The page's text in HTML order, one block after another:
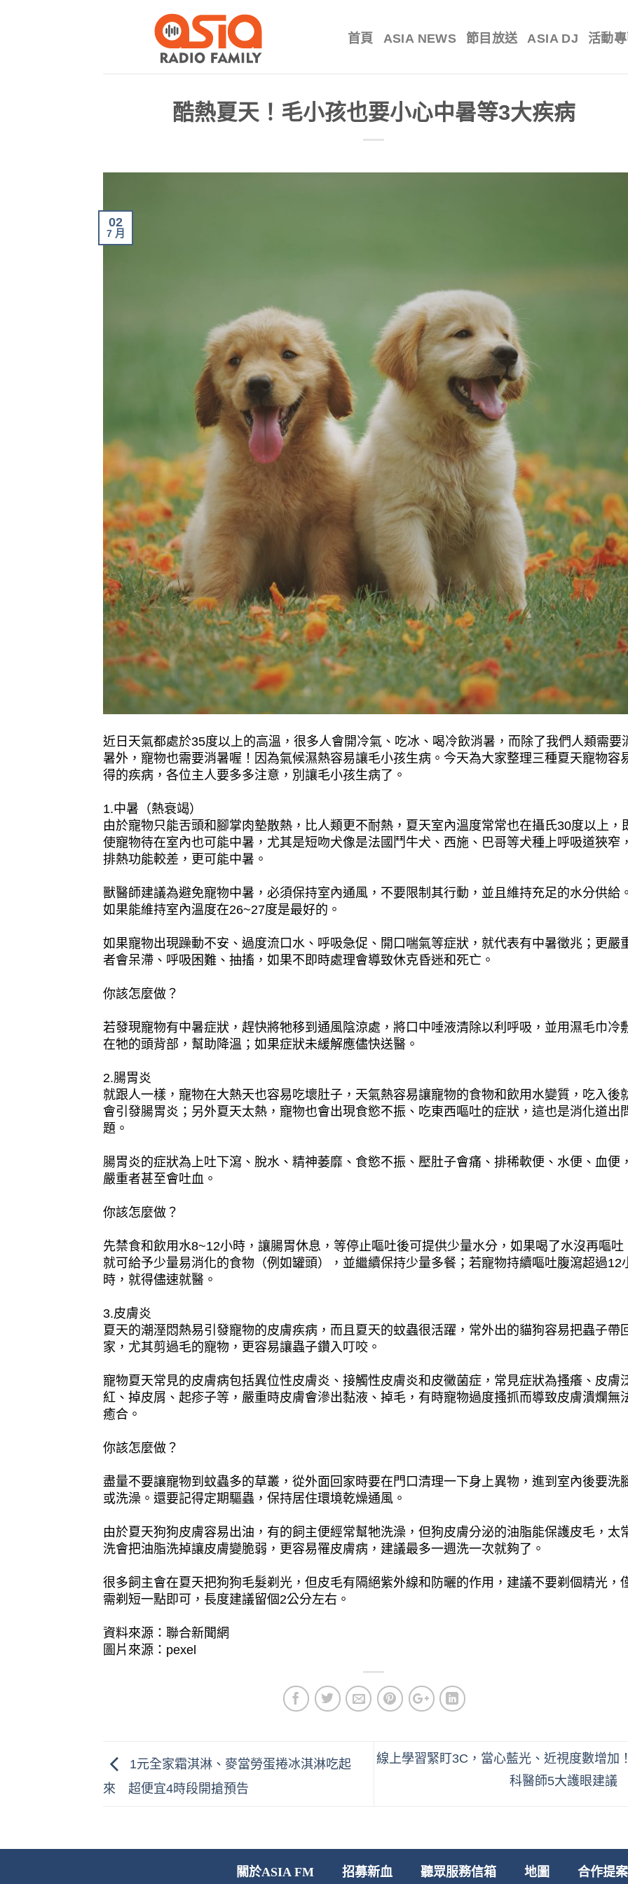
首頁 ASIA NEWS 節目放送 ASIA DJ 活動
酷熱夏天！毛小孩也要小心中暑等3大疾病
02
7 月
近日天氣都處於35度以上的高溫，很多人會開冷氣、吃冰、喝冷飲消暑，而除了我們人類需要
暑外，寵物也需要消暑喔！因為氣候濕熱容易讓毛小孩生病。今天為大家整理三種夏天寵物容
得的疾病，各位主人要多多注意，別讓毛小孩生病了。
1.中暑（熱衰竭）
由於寵物只能舌頭和腳掌肉墊散熱，比人類更不耐熱，夏天室內溫度常常也在攝氏30度以上，
使寵物待在室內也可能中暑，尤其是短吻犬像是法國鬥牛犬、西施、巴哥等犬種上呼吸道狹窄，
排熱功能較差，更可能中暑。
獸醫師建議為避免寵物中暑，必須保持室內通風，不要限制其行動，並且維持充足的水分供給。
如果能維持室內溫度在26~27度是最好的。
如果寵物出現躁動不安、過度流口水、呼吸急促、開口喘氣等症狀，就代表有中暑徵兆；更嚴
者會呆滯、呼吸困難、抽搐，如果不即時處理會導致休克昏迷和死亡。
你該怎麼做？
若發現寵物有中暑症狀，趕快將牠移到通風陰涼處，將口中唾液清除以利呼吸，並用濕毛巾冷
在牠的頭背部，幫助降溫；如果症狀未緩解應儘快送醫。
2.腸胃炎
就跟人一樣，寵物在大熱天也容易吃壞肚子，天氣熱容易讓寵物的食物和飲用水變質，吃入後
會引發腸胃炎；另外夏天太熱，寵物也會出現食慾不振、吃東西嘔吐的症狀，這也是消化道出
題。
腸胃炎的症狀為上吐下瀉、脫水、精神萎靡、食慾不振、壓肚子會痛、排稀軟便、水便、血便，
嚴重者甚至會吐血。
你該怎麼做？
先禁食和飲用水8~12小時，讓腸胃休息，等停止嘔吐後可提供少量水分，如果喝了水沒再嘔吐
就可給予少量易消化的食物（例如罐頭），並繼續保持少量多餐；若寵物持續嘔吐腹瀉超過12
時，就得儘速就醫。
3.皮膚炎
夏天的潮溼悶熱易引發寵物的皮膚疾病，而且夏天的蚊蟲很活躍，常外出的貓狗容易把蟲子帶
家，尤其剪過毛的寵物，更容易讓蟲子鑽入叮咬。
寵物夏天常見的皮膚病包括異位性皮膚炎、接觸性皮膚炎和皮黴菌症，常見症狀為搔癢、皮膚
紅、掉皮屑、起疹子等，嚴重時皮膚會滲出黏液、掉毛，有時寵物過度搔抓而導致皮膚潰爛無
癒合。
你該怎麼做？
盡量不要讓寵物到蚊蟲多的草叢，從外面回家時要在門口清理一下身上異物，進到室內後要洗
或洗澡。還要記得定期驅蟲，保持居住環境乾燥通風。
由於夏天狗狗皮膚容易出油，有的飼主便經常幫牠洗澡，但狗皮膚分泌的油脂能保護皮毛，太
洗會把油脂洗掉讓皮膚變脆弱，更容易罹皮膚病，建議最多一週洗一次就夠了。
很多飼主會在夏天把狗狗毛髮剃光，但皮毛有隔絕紫外線和防曬的作用，建議不要剃個精光，
需剃短一點即可，長度建議留個2公分左右。
資料來源：聯合新聞網
圖片來源：pexel
1元全家霜淇淋、麥當勞蛋捲冰淇淋吃起
來 超便宜4時段開搶預告
線上學習緊盯3C，當心藍光、近視度數增加
科醫師5大護眼建議
關於ASIA FM 招募新血 聽眾服務信箱 地圖 合作提案